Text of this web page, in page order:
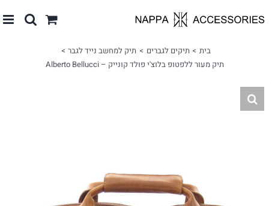
לתוכן
בית תיקים לגברים
תיק למחשב נייד לגבר
תיק מעור ללפטופ בלוצ'י פולד קונייק – Alberto Bellucci